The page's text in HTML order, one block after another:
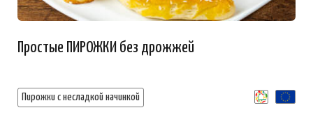
Простые ПИРОЖКИ без дрожжей
Пирожки с несладкой начинкой